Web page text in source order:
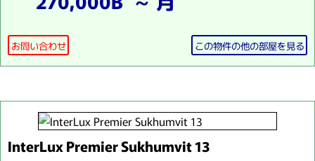
お問い合わせ この物件の他の部屋を見る
InterLux Premier Sukhumvit 13